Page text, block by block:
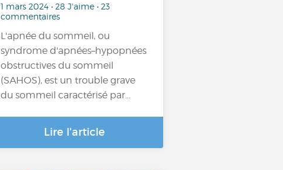
1 mars 2024 • 28 J'aime • 23
commentaires
L'apnée du sommeil, ou
syndrome d'apnées–hypopnées
obstructives du sommeil
(SAHOS), est un trouble grave
du sommeil caractérisé par…
Lire l'article